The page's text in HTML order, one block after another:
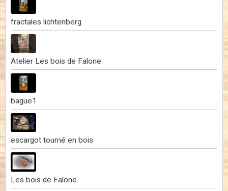
fractales lichtenberg
Atelier Les bois de Falone
bague1
escargot tourné en bois
Les bois de Falone